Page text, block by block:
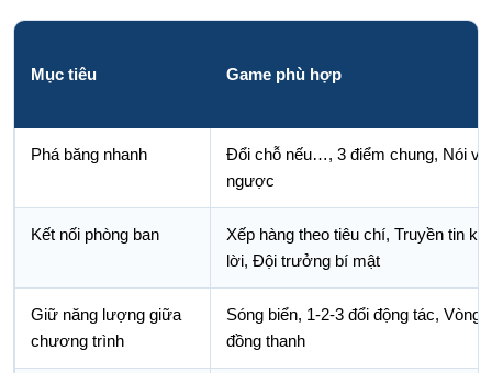
Mục tiêu Game phù hợp
Phá băng nhanh
Đổi chỗ nếu…, 3 điểm chung, Nói và
ngược
Kết nối phòng ban
Xếp hàng theo tiêu chí, Truyền tin
lời, Đội trưởng bí mật
Giữ năng lượng giữa
chương trình
Sóng biển, 1-2-3 đổi động tác, Vòng
đồng thanh